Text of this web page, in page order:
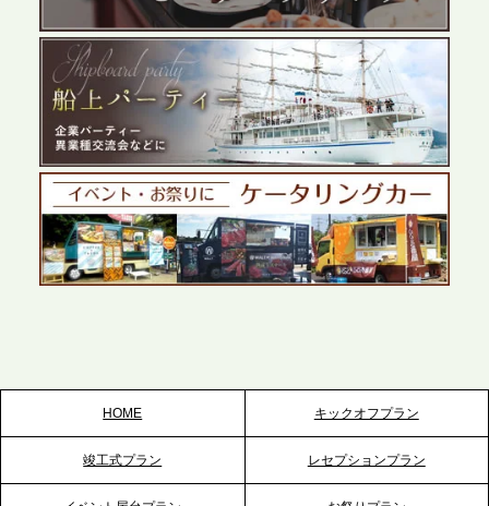
展開が進む前橋エリアの企業ニーズに応え、高品質
なサービスで各種イベント・懇親会をサポート
2026.5.27
プレスリリースのご案内｜ケータリングのセカンド
テーブル、千葉本社を新設。幕張・舞浜の大型イベ
ントから主要都市の社内懇親会まで、現地拠点を活
かしたスムーズな対応を展開
2026.5.22
2026.5.20
プレスリリースのご案内｜ケータリングのセカンド
HOME キックオフプラン
竣工式プラン レセプションプラン